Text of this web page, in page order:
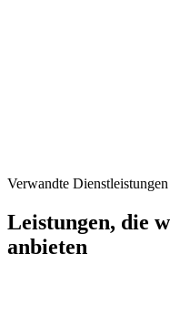
Verwandte Dienstleistungen
Leistungen, die
anbieten